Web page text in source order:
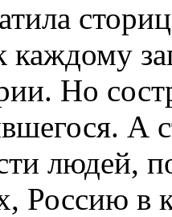
каждому
Но
А
людей,
Россию в